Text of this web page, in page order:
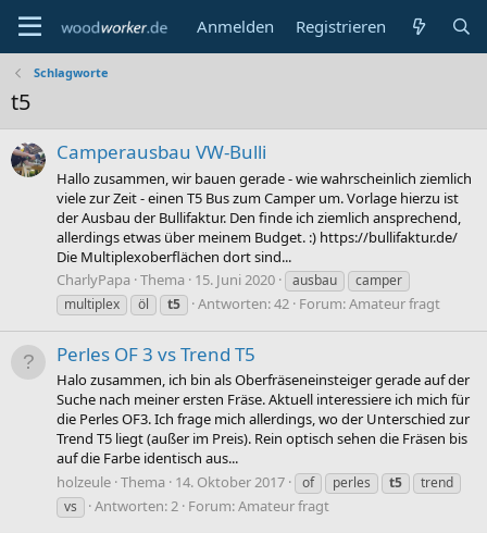
Anmelden Registrieren
Schlagworte
t5
Camperausbau VW-Bulli
Hallo zusammen, wir bauen gerade - wie wahrscheinlich ziemlich
viele zur Zeit - einen T5 Bus zum Camper um. Vorlage hierzu ist
der Ausbau der Bullifaktur. Den finde ich ziemlich ansprechend,
allerdings etwas über meinem Budget. :) https://bullifaktur.de/
Die Multiplexoberflächen dort sind...
CharlyPapa Thema 15. Juni 2020 ausbau
camper
multiplex
öl t5 Antworten: 42 Forum:Amateur fragt
Perles OF 3 vs Trend T5
Halo zusammen, ich bin als Oberfräseneinsteiger gerade auf der
Suche nach meiner ersten Fräse. Aktuell interessiere ich mich für
die Perles OF3. Ich frage mich allerdings, wo der Unterschied zur
Trend T5 liegt (außer im Preis). Rein optisch sehen die Fräsen bis
auf die Farbe identisch aus...
holzeule Thema 14. Oktober 2017 of perles t5
trend
vs
Antworten: 2 Forum:Amateur fragt